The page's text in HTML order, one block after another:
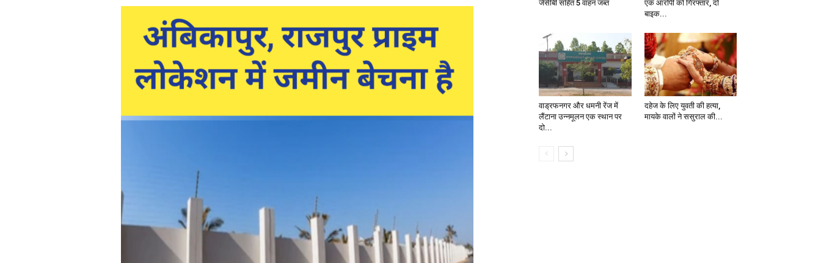
जेसीबी सहित 5 वाहन जब्त
एक आरोपी को गिरफ्तार, दो
बाइक...
वाड्रफनगर और धमनी रेंज में
लैंटाना उन्नमूलन एक स्थान पर
दो...
दहेज के लिए युवती की हत्या,
मायके वालों ने ससुराल की...